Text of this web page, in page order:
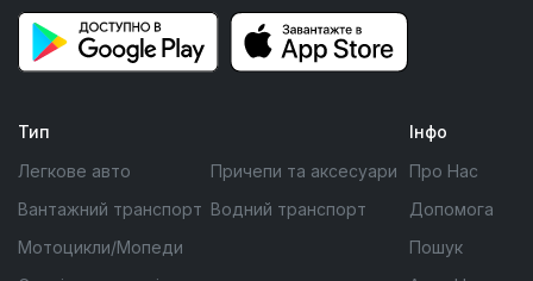
Тип
Легкове авто
Вантажний транспорт
Мотоцикли/Мопеди
Причепи та аксесуари
Водний транспорт
Інфо
Про Нас
Допомога
Пошук